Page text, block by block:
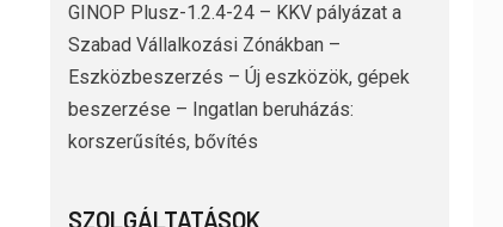
GINOP Plusz-1.2.4-24 – KKV pályázat a
Szabad Vállalkozási Zónákban –
Eszközbeszerzés – Új eszközök, gépek
beszerzése – Ingatlan beruházás:
korszerűsítés, bővítés
SZOLGÁLTATÁSOK